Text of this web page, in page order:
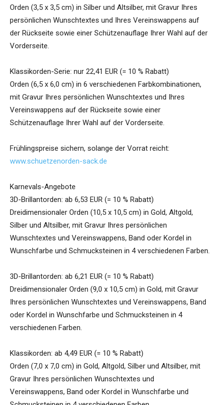
Orden (3,5 x 3,5 cm) in Silber und Altsilber, mit Gravur Ihres
persönlichen Wunschtextes und Ihres Vereinswappens auf
der Rückseite sowie einer Schützenauflage Ihrer Wahl auf der
Vorderseite.
Klassikorden-Serie: nur 22,41 EUR (= 10 % Rabatt)
Orden (6,5 x 6,0 cm) in 6 verschiedenen Farbkombinationen,
mit Gravur Ihres persönlichen Wunschtextes und Ihres
Vereinswappens auf der Rückseite sowie einer
Schützenauflage Ihrer Wahl auf der Vorderseite.
Frühlingspreise sichern, solange der Vorrat reicht:
www.schuetzenorden-sack.de
Karnevals-Angebote
3D-Brillantorden: ab 6,53 EUR (= 10 % Rabatt)
Dreidimensionaler Orden (10,5 x 10,5 cm) in Gold, Altgold,
Silber und Altsilber, mit Gravur Ihres persönlichen
Wunschtextes und Vereinswappens, Band oder Kordel in
Wunschfarbe und Schmucksteinen in 4 verschiedenen Farben.
3D-Brillantorden: ab 6,21 EUR (= 10 % Rabatt)
Dreidimensionaler Orden (9,0 x 10,5 cm) in Gold, mit Gravur
Ihres persönlichen Wunschtextes und Vereinswappens, Band
oder Kordel in Wunschfarbe und Schmucksteinen in 4
verschiedenen Farben.
Klassikorden: ab 4,49 EUR (= 10 % Rabatt)
Orden (7,0 x 7,0 cm) in Gold, Altgold, Silber und Altsilber, mit
Gravur Ihres persönlichen Wunschtextes und
Vereinswappens, Band oder Kordel in Wunschfarbe und